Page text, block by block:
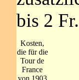
bis 2 Fr.
Kosten,
die für die
Tour de
France